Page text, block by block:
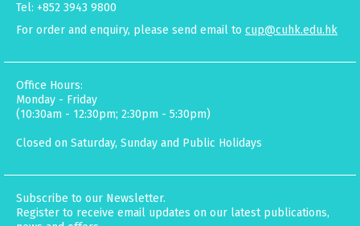
Tel: +852 3943 9800
For order and enquiry, please send email to cup@cuhk.edu.hk
Office Hours:
Monday - Friday
(10:30am - 12:30pm; 2:30pm - 5:30pm)
Closed on Saturday, Sunday and Public Holidays
Subscribe to our Newsletter.
Register to receive email updates on our latest publications,